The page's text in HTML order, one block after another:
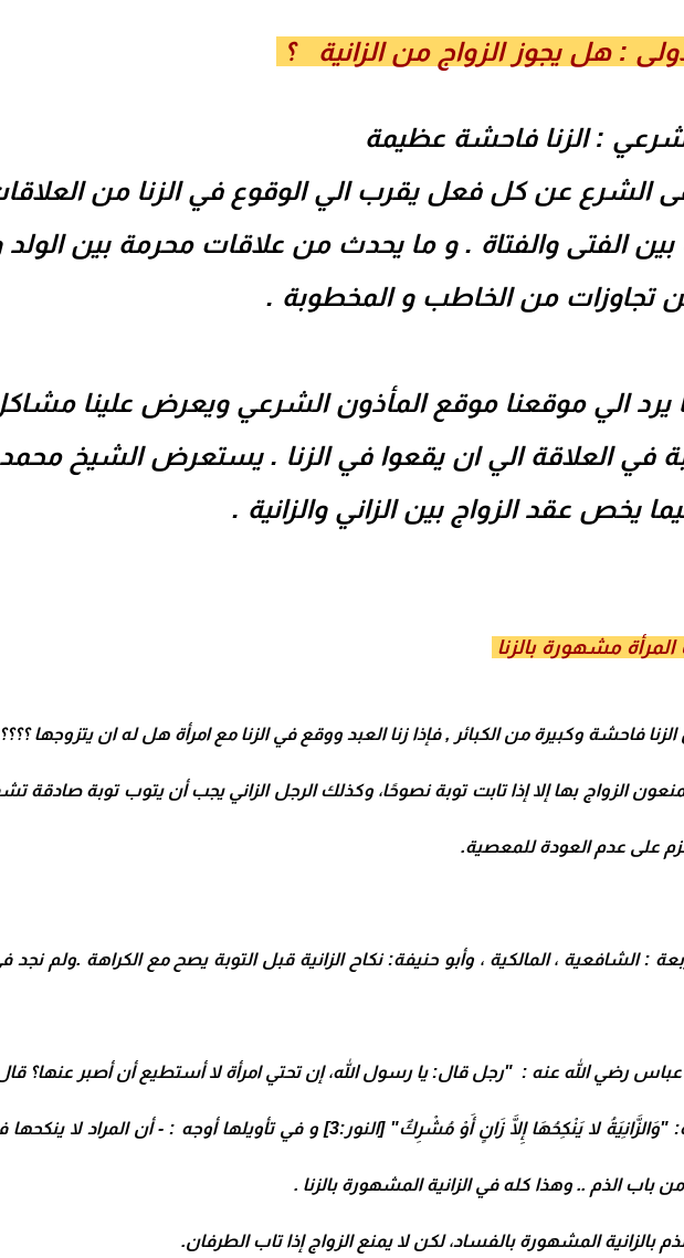
: هل يجوز الزواج من الزانية ؟
: الزنا فاحشة عظيمة
الشرع عن كل فعل يقرب الي الوقوع في الزنا من
بين الفتى والفتاة . و ما يحدث من علاقات محرمة بين
تجاوزات من الخاطب و المخطوبة .
يرد الي موقعنا موقع المأذون الشرعي ويعرض علينا
في العلاقة الي ان يقعوا في الزنا . يستعرض الشيخ
يخص عقد الزواج بين الزاني والزانية .
فاحشة وكبيرة من الكبائر , فإذا زنا العبد ووقع في الزنا مع امرأة هل له ان يتزوجها ؟؟؟؟
الزواج بها إلا إذا تابت توبة نصوحًا، وكذلك الرجل الزاني يجب أن يتوب توبة صادقة
على عدم العودة للمعصية.
:الشافعية ، المالكية ، وأبو حنيفة: نكاح الزانية قبل التوبة يصح مع الكراهة .ولم
رضي الله عنه : "رجل قال: يا رسول الله، إن تحتي امرأة لا أستطيع أن أصبر عنها؟
الآية القرآنية: "وَالزَّانِيَةُ لا يَنْكِحُهَا إِلَّا زَانٍ أَوْ مُشْرِكٌ" [النور:3] و في
باب الذم .. وهذا كله في الزانية المشهورة بالزنا .
بالزانية المشهورة بالفساد، لكن لا يمنع الزواج إذا تاب الطرفان.